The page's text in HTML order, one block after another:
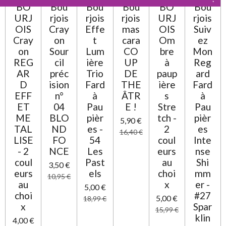
BO
URJ
OIS
Cray
on
REG
AR
D
EFF
ET
ME
TAL
LISE
- 2
coul
eurs
au
choi
x
4,00 €
Bou
rjois
Cray
on
Sour
cil
préc
ision
n°
04
BLO
ND
FO
NCE
3,50 €
10,95 €
Bou
rjois
Effe
t
Lum
ière
Trio
Fard
à
Pau
pièr
es -
54
Les
Past
els
5,00 €
18,99 €
Bou
rjois
mas
cara
CO
UP
DE
THE
ÂTR
E !
5,90 €
16,40 €
BO
URJ
OIS
Om
bre
à
paup
ière
s
Stre
tch -
2
coul
eurs
au
choi
x
5,00 €
15,99 €
Bou
rjois
Suiv
ez
Mon
Reg
ard
Fard
à
Pau
pièr
es
Inte
nse
Shi
mm
er -
#27
Spar
klin